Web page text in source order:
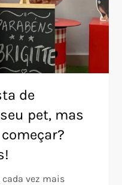
de
pet, mas
cada vez mais